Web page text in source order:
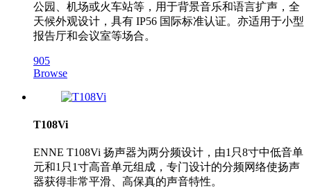
公园、机场或火车站等，用于背景音乐和语言扩声，全
天候外观设计，具有 IP56 国际标准认证。亦适用于小型
报告厅和会议室等场合。
905
Browse
T108Vi
ENNE T108Vi 扬声器为两分频设计，由1只8寸中低音单
元和1只1寸高音单元组成，专门设计的分频网络使扬声
器获得非常平滑、高保真的声音特性。